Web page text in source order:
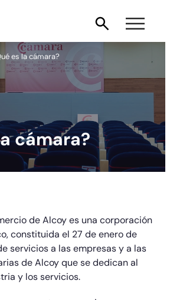
es la cámara?
cámara?
de Alcoy es una corporación
constituida el 27 de enero de
servicios a las empresas y a las
de Alcoy que se dedican al
y los servicios.